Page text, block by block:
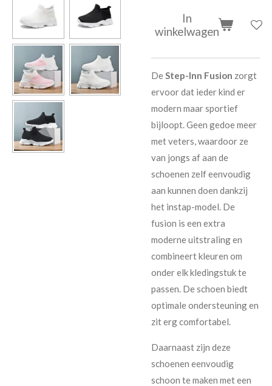
In
winkelwagen
DeStep-Inn Fusion zorgt
ervoor dat ieder kind er
modern maar sportief
bijloopt. Geen gedoe meer
met veters, waardoor ze
van jongs af aan de
schoenen zelf eenvoudig
aan kunnen doen dankzij
het instap-model. De
fusion is een extra
moderne uitstraling en
combineert kleuren om
onder elk kledingstuk te
passen. De schoen biedt
optimale ondersteuning en
zit erg comfortabel.
Daarnaast zijn deze
schoenen eenvoudig
schoon te maken met een